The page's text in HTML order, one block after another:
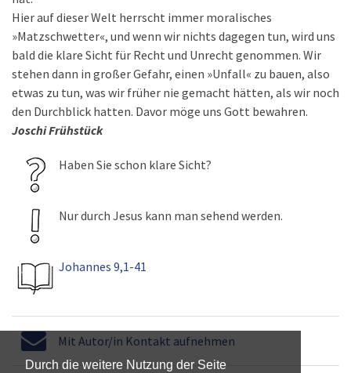
Durch die weitere Nutzung der Seite
Hier auf dieser Welt herrscht immer moralisches
»Matzschwetter«, und wenn wir nichts dagegen tun, wird uns
bald die klare Sicht für Recht und Unrecht genommen. Wir
stehen dann in großer Gefahr, einen »Unfall« zu bauen, also
etwas zu tun, was wir früher nie gemacht hätten, als wir noch
den Durchblick hatten. Davor möge uns Gott bewahren.
Joschi Frühstück
Haben Sie schon klare Sicht?
Nur durch Jesus kann man sehend werden.
Johannes 9,1-41
Mit Autor/in Kontakt aufnehmen